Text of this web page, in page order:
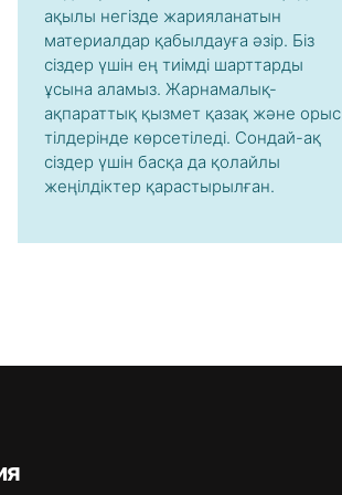
ақылы негізде жарияланатын
материалдар қабылдауға әзір. Біз
сіздер үшін ең тиімді шарттарды
ұсына аламыз. Жарнамалық-
ақпараттық қызмет қазақ және орыс
тілдерінде көрсетіледі. Сондай-ақ
сіздер үшін басқа да қолайлы
жеңілдіктер қарастырылған.